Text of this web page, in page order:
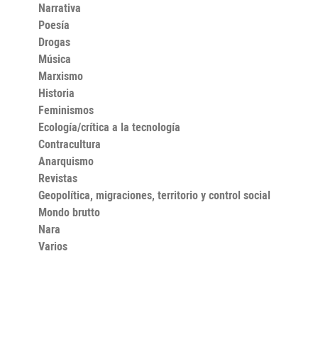
Narrativa
Poesía
Drogas
Música
Marxismo
Historia
Feminismos
Ecología/crítica a la tecnología
Contracultura
Anarquismo
Revistas
Geopolítica, migraciones, territorio y control social
Mondo brutto
Nara
Varios